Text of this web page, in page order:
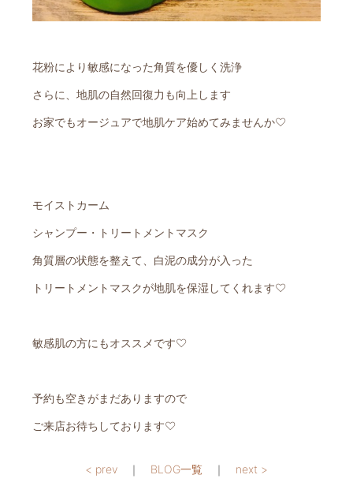
花粉により敏感になった角質を優しく洗浄
さらに、地肌の自然回復力も向上します
お家でもオージュアで地肌ケア始めてみませんか♡
モイストカーム
シャンプー・トリートメントマスク
角質層の状態を整えて、白泥の成分が入った
トリートメントマスクが地肌を保湿してくれます♡
敏感肌の方にもオススメです♡
予約も空きがまだありますので
ご来店お待ちしております♡
< prev ｜ BLOG一覧 ｜ next >